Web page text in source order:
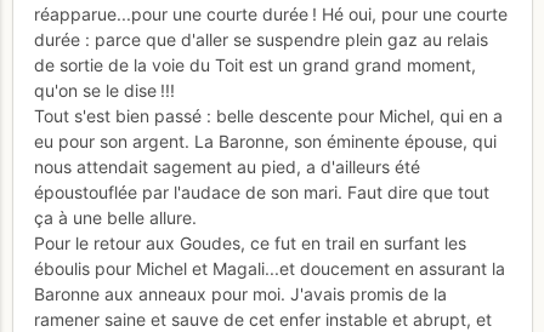
réapparue...pour une courte durée ! Hé oui, pour une courte
durée : parce que d'aller se suspendre plein gaz au relais
de sortie de la voie du Toit est un grand grand moment,
qu'on se le dise !!!
Tout s'est bien passé : belle descente pour Michel, qui en a
eu pour son argent. La Baronne, son éminente épouse, qui
nous attendait sagement au pied, a d'ailleurs été
époustouflée par l'audace de son mari. Faut dire que tout
ça à une belle allure.
Pour le retour aux Goudes, ce fut en trail en surfant les
éboulis pour Michel et Magali...et doucement en assurant la
Baronne aux anneaux pour moi. J'avais promis de la
ramener saine et sauve de cet enfer instable et abrupt, et